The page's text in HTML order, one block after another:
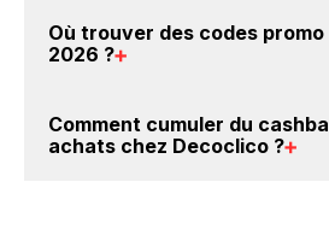
crédités sur votre cagnotte
bonus.
Où trouver des codes
2026 ?
promo chez Decoclico. Si des
Comment cumuler du
achats chez Decoclico ?